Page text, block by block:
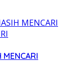
MENCARI